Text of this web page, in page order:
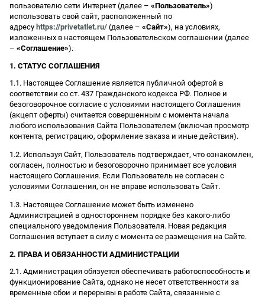
пользователю сети Интернет (далее – «Пользователь»)
использовать свой сайт, расположенный по
адресу https://privetatlet.ru/ (далее – «Сайт»), на условиях,
изложенных в настоящем Пользовательском соглашении (далее
– «Соглашение»).
1. СТАТУС СОГЛАШЕНИЯ
1.1. Настоящее Соглашение является публичной офертой в
соответствии со ст. 437 Гражданского кодекса РФ. Полное и
безоговорочное согласие с условиями настоящего Соглашения
(акцепт оферты) считается совершенным с момента начала
любого использования Сайта Пользователем (включая просмотр
контента, регистрацию, оформление заказа и иные действия).
1.2. Используя Сайт, Пользователь подтверждает, что ознакомлен,
согласен, полностью и безоговорочно принимает все условия
настоящего Соглашения. Если Пользователь не согласен с
условиями Соглашения, он не вправе использовать Сайт.
1.3. Настоящее Соглашение может быть изменено
Администрацией в одностороннем порядке без какого-либо
специального уведомления Пользователя. Новая редакция
Соглашения вступает в силу с момента ее размещения на Сайте.
2. ПРАВА И ОБЯЗАННОСТИ АДМИНИСТРАЦИИ
2.1. Администрация обязуется обеспечивать работоспособность и
функционирование Сайта, однако не несет ответственности за
временные сбои и перерывы в работе Сайта, связанные с